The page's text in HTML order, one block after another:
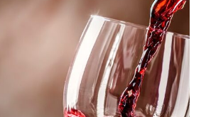
TRADITIONNELS